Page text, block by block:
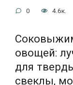
0 4.6к.
овощей:
для
свеклы,